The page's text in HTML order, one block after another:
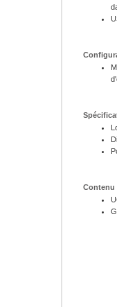
Contenu